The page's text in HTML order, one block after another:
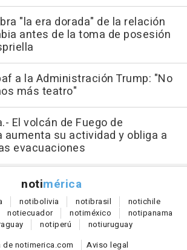
"la era dorada" de la relación
antes de la toma de posesión
a la Administración Trump: "No
más teatro"
El volcán de Fuego de
aumenta su actividad y obliga a
evacuaciones
notimérica
notibolivia notibrasil notichile
notiecuador notiméxico notipanama
notiperú notiuruguay
de notimerica.com
Aviso legal